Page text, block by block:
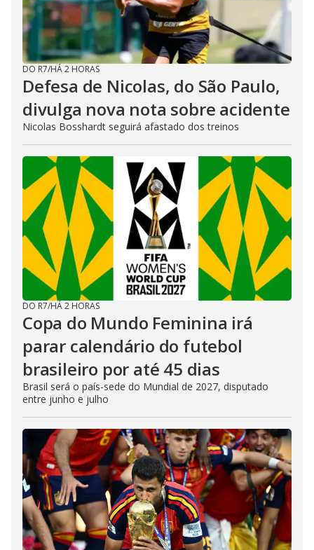
DO R7/HÁ 2 HORAS
Defesa de Nicolas, do São Paulo,
divulga nova nota sobre acidente
Nicolas Bosshardt seguirá afastado dos treinos
DO R7/HÁ 2 HORAS
Copa do Mundo Feminina irá
parar calendário do futebol
brasileiro por até 45 dias
Brasil será o país-sede do Mundial de 2027, disputado
entre junho e julho